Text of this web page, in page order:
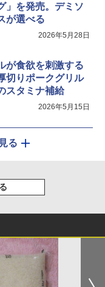
」を発売。デミソ
が選べる
2026年5月28日
が食欲を刺激する
切りポークグリル
スタミナ補給
2026年5月15日
る